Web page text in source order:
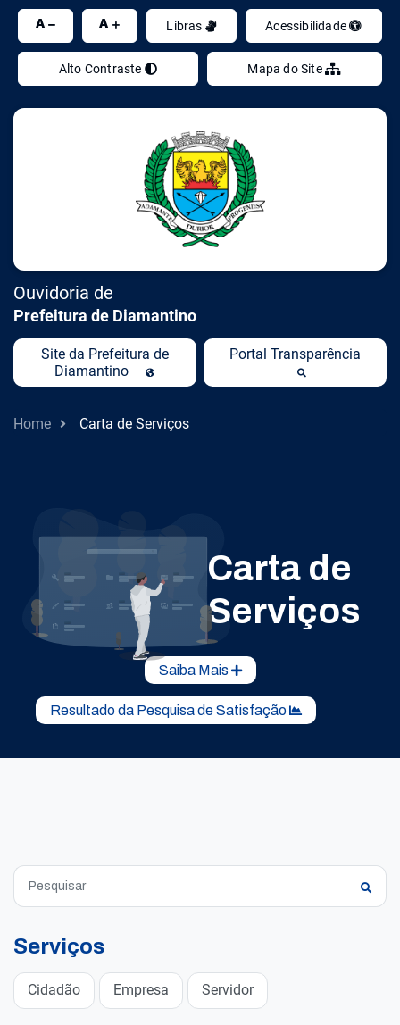
A A Libras Acessibilidade
Alto Contraste Mapa do Site
Ouvidoria de
Prefeitura de Diamantino
Site da Prefeitura de
Diamantino
Portal Transparência
Home Carta de Serviços
Carta de
Serviços
Saiba Mais
Resultado da Pesquisa de Satisfação
Serviços
Cidadão Empresa Servidor